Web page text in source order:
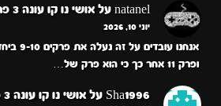
natanel על אושי נו קו עונה 3 פרק 8
יוני 10, 2026
אנחנו
ופרק 11 אחר כך כי הוא פרק של…
Sha1996 על אושי נו קו עונה 3 פרק 8